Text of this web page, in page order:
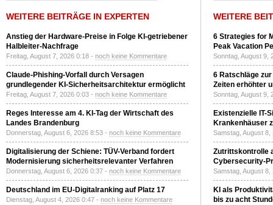
WEITERE BEITRÄGE IN EXPERTEN
Anstieg der Hardware-Preise in Folge KI-getriebener
Halbleiter-Nachfrage
Freitag, August 7, 2026 0:18 - noch keine Kommentare
Claude-Phishing-Vorfall durch Versagen
grundlegender KI-Sicherheitsarchitektur ermöglicht
Freitag, August 7, 2026 0:03 - noch keine Kommentare
Reges Interesse am 4. KI-Tag der Wirtschaft des
Landes Brandenburg
Donnerstag, August 6, 2026 8:53 - noch keine Kommentare
Digitalisierung der Schiene: TÜV-Verband fordert
Modernisierung sicherheitsrelevanter Verfahren
Donnerstag, August 6, 2026 0:37 - noch keine Kommentare
Deutschland im EU-Digitalranking auf Platz 17
Dienstag, August 4, 2026 0:47 - noch keine Kommentare
WEITERE
6 Strategies for
Peak Vacation
Sonntag, August 9,
6 Ratschläge
Zeiten erhöhter
Sonntag, August 9,
Existenzielle IT-
Krankenhäuser
Samstag, August
Zutrittskontrolle
Cybersecurity-
Samstag, August
KI als
bis zu acht